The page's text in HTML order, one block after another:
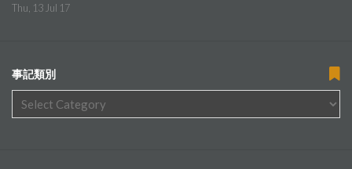
Thu, 13 Jul 17
事記類別